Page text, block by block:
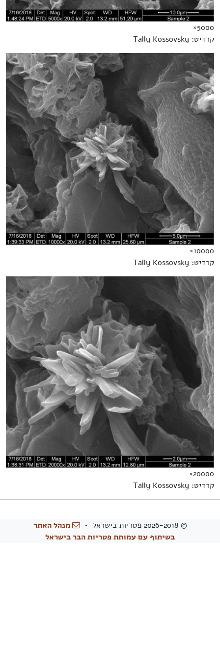
5000×
קרדיט: Tally Kossovsky
10000×
קרדיט: Tally Kossovsky
20000×
קרדיט: Tally Kossovsky
© 2026-2018 פטריות בישראל •
מנהל האתר
בשיתוף עם עמותת פטריות הבר בישראל